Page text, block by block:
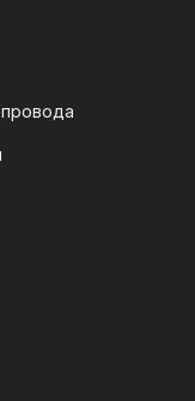
действуем
газовые